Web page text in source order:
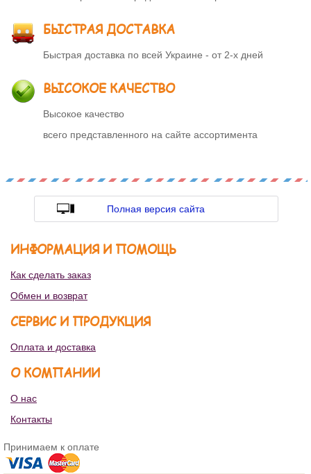
БЫСТРАЯ ДОСТАВКА
Быстрая доставка по всей Украине - от 2-х дней
ВЫСОКОЕ КАЧЕСТВО
Высокое качество
всего представленного на сайте ассортимента
Полная версия сайта
ИНФОРМАЦИЯ И ПОМОЩЬ
Как сделать заказ
Обмен и возврат
СЕРВИС И ПРОДУКЦИЯ
Оплата и доставка
О КОМПАНИИ
О нас
Контакты
Принимаем к оплате